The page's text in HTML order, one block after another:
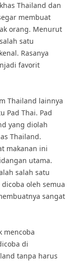
Thailand dan
membuat
orang. Menurut
satu
Rasanya
favorit
Thailand lainnya
Pad Thai. Pad
yang diolah
Thailand.
makanan ini
utama.
salah satu
oleh semua
sangat
mencoba
di
tanpa harus